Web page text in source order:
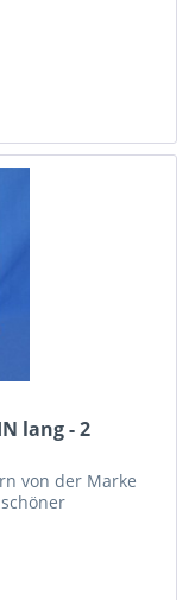
lang - 2
von der Marke